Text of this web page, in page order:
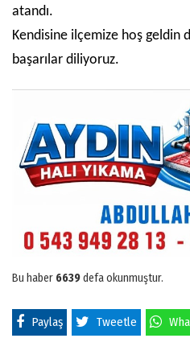
atandı.
Kendisine ilçemize hoş geldin
başarılar diliyoruz.
Bu haber 6639defa okunmuştur.
Paylaş Tweetle